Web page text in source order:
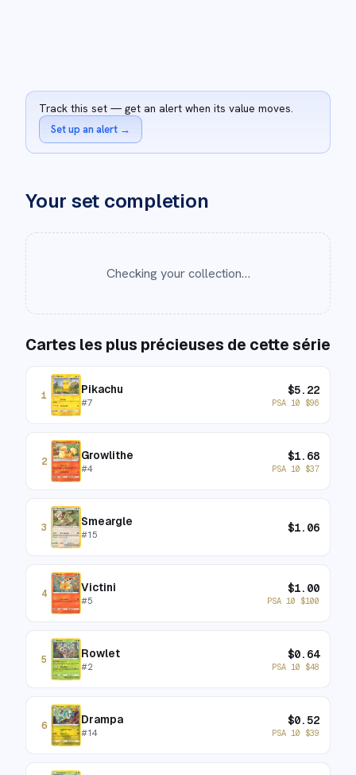
Track this set — get an alert when its value moves.
Set up an alert →
Your set completion
Checking your collection…
Cartes les plus précieuses de cette série
1 Pikachu
#7
$5.22
PSA 10 $96
2 Growlithe
#4
$1.68
PSA 10 $37
3 Smeargle
#15 $1.06
4 Victini
#5
$1.00
PSA 10 $100
5 Rowlet
#2
$0.64
PSA 10 $48
6 Drampa
#14
$0.52
PSA 10 $39